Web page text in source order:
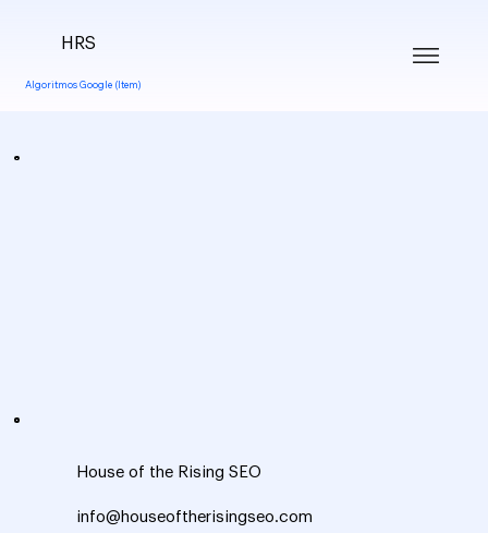
Algoritmos Google (Item)
HRS
House of the Rising SEO
info@houseoftherisingseo.com